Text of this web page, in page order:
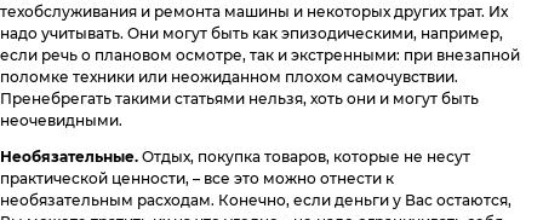
техобслуживания и ремонта машины и некоторых других трат. Их
надо учитывать. Они могут быть как эпизодическими, например,
если речь о плановом осмотре, так и экстренными: при внезапной
поломке техники или неожиданном плохом самочувствии.
Пренебрегать такими статьями нельзя, хоть они и могут быть
неочевидными.
Необязательные. Отдых, покупка товаров, которые не несут
практической ценности, – все это можно отнести к
необязательным расходам. Конечно, если деньги у Вас остаются,